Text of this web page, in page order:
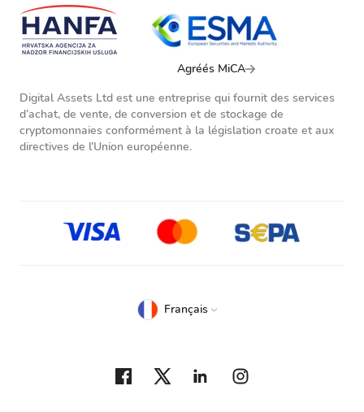
Agréés MiCA
Digital Assets Ltd est une entreprise qui fournit des services
d’achat, de vente, de conversion et de stockage de
cryptomonnaies conformément à la législation croate et aux
directives de l’Union européenne.
Français